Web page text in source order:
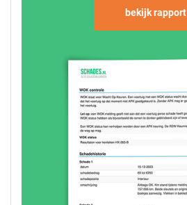
bekijk rapport